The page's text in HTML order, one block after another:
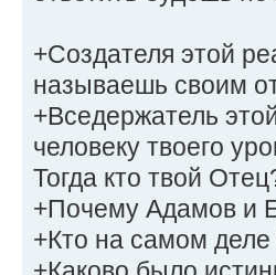
+Создателя этой
называешь своим
+Вседержатель
человеку твоего
Тогда кто твой
+Почему Адамов и
+Кто на самом